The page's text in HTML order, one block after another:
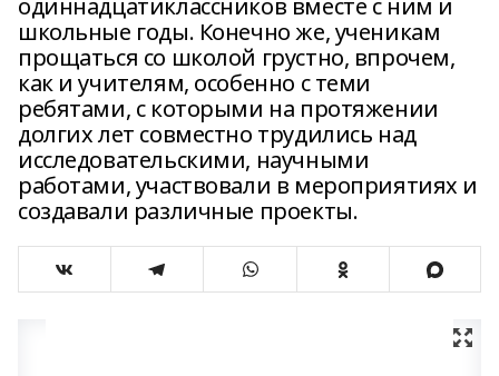
одиннадцатиклассников вместе с ним и
школьные годы. Конечно же, ученикам
прощаться со школой грустно, впрочем,
как и учителям, особенно с теми
ребятами, с которыми на протяжении
долгих лет совместно трудились над
исследовательскими, научными
работами, участвовали в мероприятиях и
создавали различные проекты.